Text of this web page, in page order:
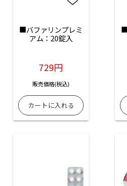
■バファリンプレミ
アム：20錠入
729円
販売価格(税込)